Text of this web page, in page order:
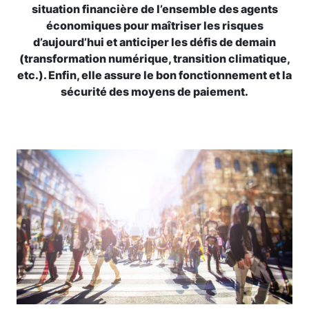
situation financière de l’ensemble des agents
économiques pour maîtriser les risques
d’aujourd’hui et anticiper les défis de demain
(transformation numérique, transition climatique,
etc.). Enfin, elle assure le bon fonctionnement et la
sécurité des moyens de paiement.
Image